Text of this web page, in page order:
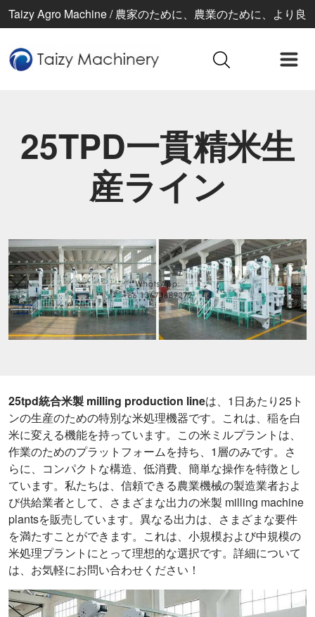
Taizy Agro Machine / 農家のために、農業のために、より良
25TPD一貫精米生
産ライン
25tpd統合米製 milling production lineは、1日あたり25ト
ンの生産のための特別な米処理機器です。これは、稲を白
米に変える機能を持っています。この米ミルプラントは、
作業のためのプラットフォームを持ち、1層のみです。さ
らに、コンパクトな構造、低消費、簡単な操作を特徴とし
ています。私たちは、信頼できる農業機械の製造業者およ
び供給業者として、さまざまな出力の米製 milling machine
plantsを販売しています。異なる出力は、さまざまな要件
を満たすことができます。これは、小規模および中規模の
米処理プラントにとって理想的な選択です。詳細について
は、お気軽にお問い合わせください！